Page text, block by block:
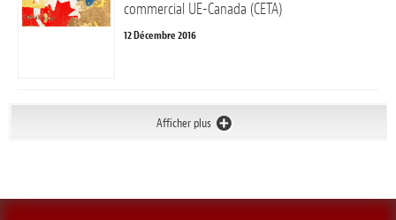
commercial UE-Canada (CETA)
12 Décembre 2016
Afficher plus